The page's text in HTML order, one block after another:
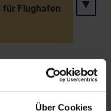
Über Cookies
für Flughafen